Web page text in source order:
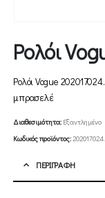
Ρολόι
Ρολόι Vogue
μπρασελέ
Διαθεσιμότητα: Εξαντλημένο
Κωδικός προϊόντος:
ΠΕΡΙΓΡΑΦΉ